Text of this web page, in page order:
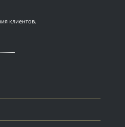
клиентов.